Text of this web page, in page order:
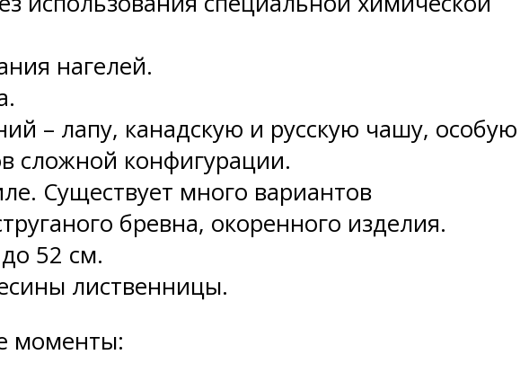
нагелей.
– лапу, канадскую и русскую чашу, особую
сложной конфигурации.
Существует много вариантов
бревна, окоренного изделия.
52 см.
лиственницы.
моменты: